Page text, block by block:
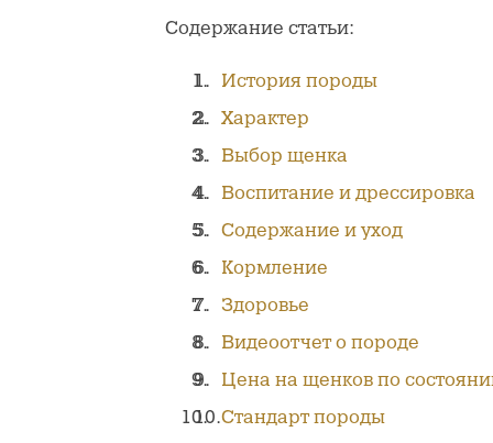
Содержание статьи:
История породы
Характер
Выбор щенка
Воспитание и дрессировка
Содержание и уход
Кормление
Здоровье
Видеоотчет о породе
Цена на щенков по
Стандарт породы